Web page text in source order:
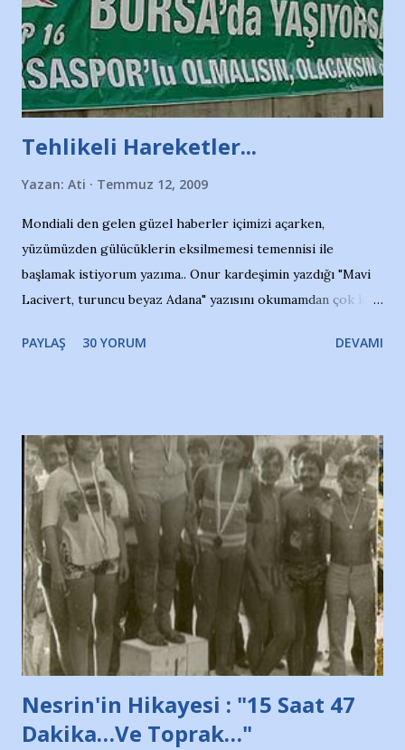
Tehlikeli Hareketler...
Yazan: Ati Temmuz 12, 2009
Mondiali den gelen güzel haberler içimizi açarken,
yüzümüzden gülücüklerin eksilmemesi temennisi ile
başlamak istiyorum yazıma.. Onur kardeşimin yazdığı "Mavi
Lacivert, turuncu beyaz Adana" yazısını okumamdan çok kısa
irkildim.. "Bursasporlu taraftarlar, İstanbul takımlarının
ve ürünlerini Bursa şehrinde görmek istemediklerini bir
protesto eylemiyle açıkladıklarını bildiriyordu.. Bu grup
adına açıklama yapan şahsı muhterem(!) ''Açık ve net olarak
söylüyoruz. Bu son uyarımızdır. Bunun yanısıra, bu takımlara
ait tanıtıcı ilanların asılmasına izin veren Bursa Büyükşehir
Belediyesi ile mağazaların bulunduğu alışveriş merkezlerini
de kınıyoruz'' diye de eklemiş .. Blogumuzda okuduğum bu
yazının hemen ardından bu habe...
PAYLAŞ 30 YORUM DEVAMI
Nesrin'in Hikayesi : "15 Saat 47
Dakika…Ve Toprak…"